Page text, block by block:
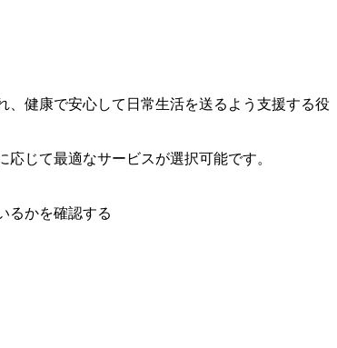
健康で安心して日常生活を送るよう支援する役
じて最適なサービスが選択可能です。
るかを確認する